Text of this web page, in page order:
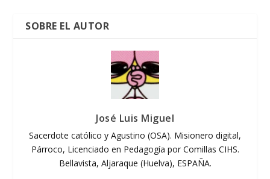
SOBRE EL AUTOR
José Luis Miguel
Sacerdote católico y Agustino (OSA). Misionero digital,
Párroco, Licenciado en Pedagogía por Comillas CIHS.
Bellavista, Aljaraque (Huelva), ESPAÑA.